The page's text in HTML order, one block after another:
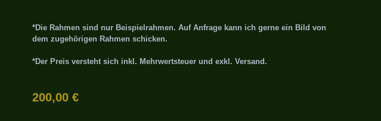
*Die Rahmen sind nur Beispielrahmen. Auf Anfrage kann ich gerne ein Bild von
dem zugehörigen Rahmen schicken.
*Der Preis versteht sich inkl. Mehrwertsteuer und exkl. Versand.
200,00 €